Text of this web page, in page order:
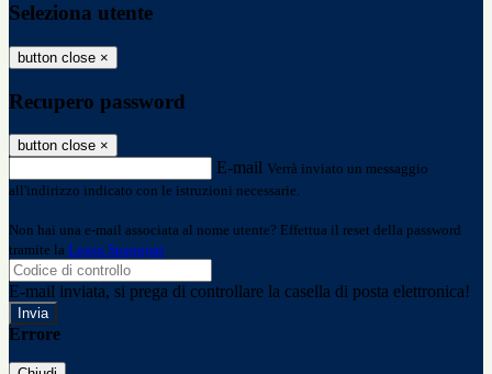
Seleziona utente
button close ×
Recupero password
button close ×
E-mail Verrà inviato un messaggio
all'indirizzo indicato con le istruzioni necessarie.
Non hai una e-mail associata al nome utente? Effettua il reset della password
tramite la Login Spaggiari
E-mail inviata, si prega di controllare la casella di posta elettronica!
Errore